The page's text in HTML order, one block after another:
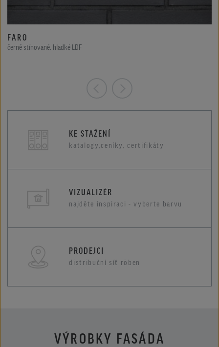
FARO
černě stínované, hladké LDF
KE STAŽENÍ
katalogy,ceníky, certifikáty
VIZUALIZÉR
najděte inspiraci - vyberte barvu
PRODEJCI
distribuční síť röben
VÝROBKY FASÁDA